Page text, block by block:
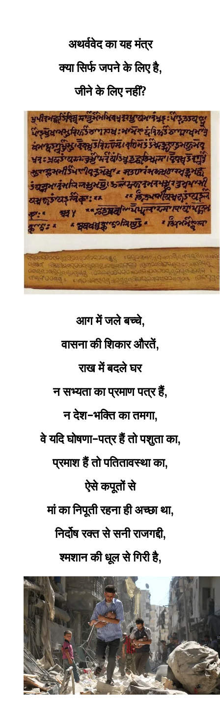
अथर्ववेद का यह मंत्र
क्या सिर्फ जपने के लिए है,
जीने के लिए नहीं?
आग में जले बच्चे,
वासना की शिकार औरतें,
राख में बदले घर
न सभ्यता का प्रमाण पत्र हैं,
न देश-भक्ति का तमगा,
वे यदि घोषणा-पत्र हैं तो पशुता का,
प्रमाश हैं तो पतितावस्था का,
ऐसे कपूतों से
मां का निपूती रहना ही अच्छा था,
निर्दोष रक्त से सनी राजगद्दी,
श्मशान की धूल से गिरी है,